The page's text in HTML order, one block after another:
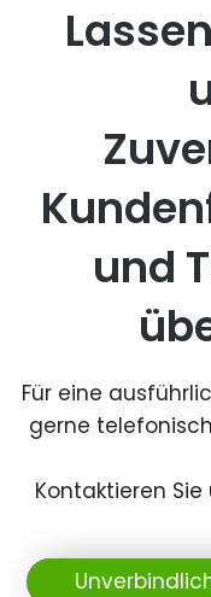
und
Für eine
gerne
Kontaktieren